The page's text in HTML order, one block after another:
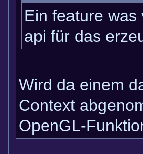
Ein feature
api für das
Wird da einem
Context
OpenGL-